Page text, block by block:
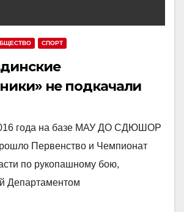
СПОРТ
не подкачали
года на базе МАУ ДО СДЮШОР
Первенство и Чемпионат
по рукопашному бою,
Департаментом